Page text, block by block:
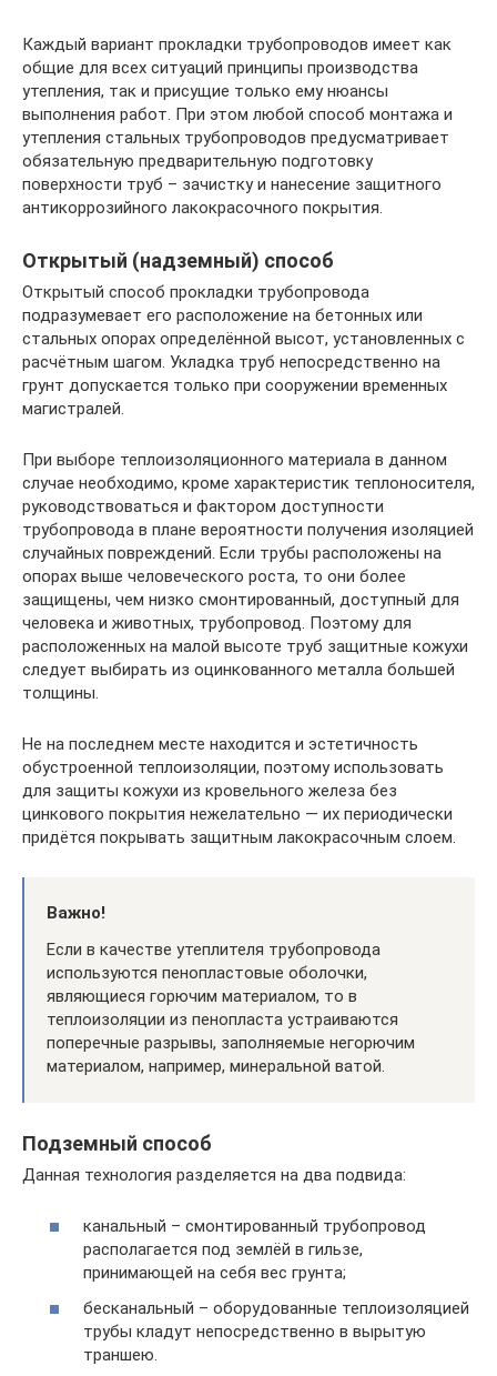
Каждый вариант прокладки трубопроводов имеет как
общие для всех ситуаций принципы производства
утепления, так и присущие только ему нюансы
выполнения работ. При этом любой способ монтажа и
утепления стальных трубопроводов предусматривает
обязательную предварительную подготовку
поверхности труб – зачистку и нанесение защитного
антикоррозийного лакокрасочного покрытия.
Открытый (надземный) способ
Открытый способ прокладки трубопровода
подразумевает его расположение на бетонных или
стальных опорах определённой высот, установленных с
расчётным шагом. Укладка труб непосредственно на
грунт допускается только при сооружении временных
магистралей.
При выборе теплоизоляционного материала в данном
случае необходимо, кроме характеристик теплоносителя,
руководствоваться и фактором доступности
трубопровода в плане вероятности получения изоляцией
случайных повреждений. Если трубы расположены на
опорах выше человеческого роста, то они более
защищены, чем низко смонтированный, доступный для
человека и животных, трубопровод. Поэтому для
расположенных на малой высоте труб защитные кожухи
следует выбирать из оцинкованного металла большей
толщины.
Не на последнем месте находится и эстетичность
обустроенной теплоизоляции, поэтому использовать
для защиты кожухи из кровельного железа без
цинкового покрытия нежелательно — их периодически
придётся покрывать защитным лакокрасочным слоем.
Важно!
Если в качестве утеплителя трубопровода
используются пенопластовые оболочки,
являющиеся горючим материалом, то в
теплоизоляции из пенопласта устраиваются
поперечные разрывы, заполняемые негорючим
материалом, например, минеральной ватой.
Подземный способ
Данная технология разделяется на два подвида:
канальный – смонтированный трубопровод
располагается под землёй в гильзе,
принимающей на себя вес грунта;
бесканальный – оборудованные теплоизоляцией
трубы кладут непосредственно в вырытую
траншею.